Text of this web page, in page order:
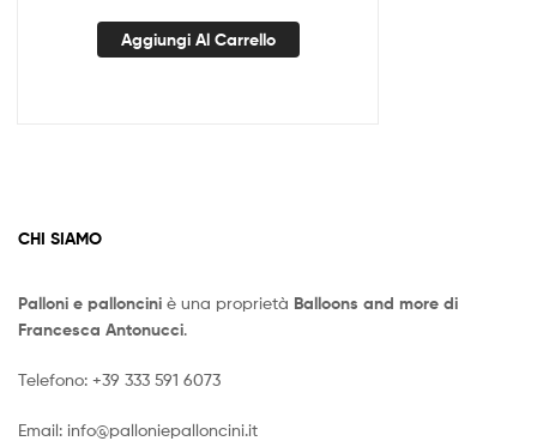
Aggiungi Al Carrello
CHI SIAMO
Palloni e palloncini è una proprietà Balloons and more di
Francesca Antonucci.
Telefono: +39 333 591 6073
Email: info@palloniepalloncini.it